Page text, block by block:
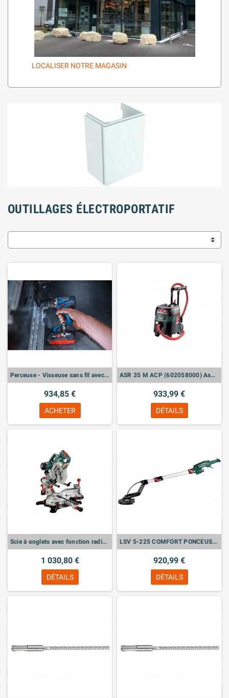
LOCALISER NOTRE MAGASIN
OUTILLAGES ÉLECTROPORTATIF
Perceuse - Visseuse sans fil avec Batteries 4.0A x 2u - GSR 18V-90 FC
934,85 €
ACHETER
ASR 35 M ACP (602058000) Aspirateur
933,99 €
DÉTAILS
Scie à onglets avec fonction radiale KGSV 72 Xact SYM (612216000) + KSU 251
1 030,80 €
DÉTAILS
LSV 5-225 COMFORT PONCEUSES À BRAS - 600136000
920,99 €
DÉTAILS